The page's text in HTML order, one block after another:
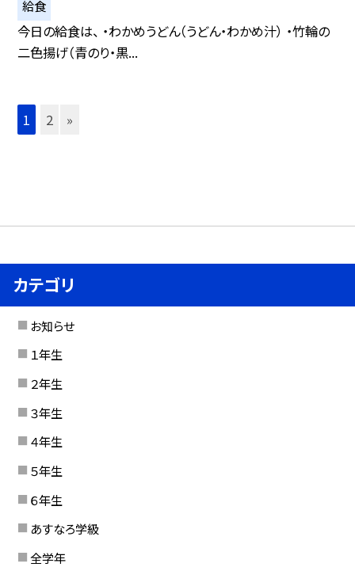
給食
今日の給食は、 ・わかめうどん（うどん・わかめ汁） ・竹輪の
二色揚げ（青のり・黒...
1 2 »
カテゴリ
お知らせ
１年生
２年生
３年生
４年生
５年生
６年生
あすなろ学級
全学年